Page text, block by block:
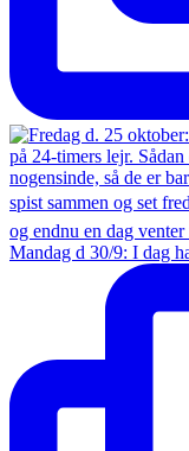
Mandag d 30/9: I dag